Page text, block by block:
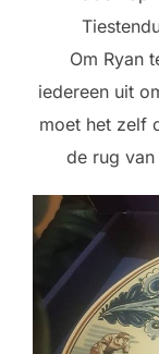
Om Ryan
iedereen uit
moet het zelf
de rug